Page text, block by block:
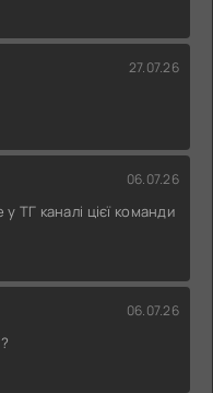
27.07.26
06.07.26
ТГ каналі цієї команди
06.07.26